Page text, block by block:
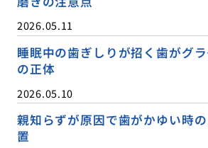
2026.05.11
睡眠中の歯ぎしりが招く歯がグ
の正体
2026.05.10
親知らずが原因で歯がかゆい時
置